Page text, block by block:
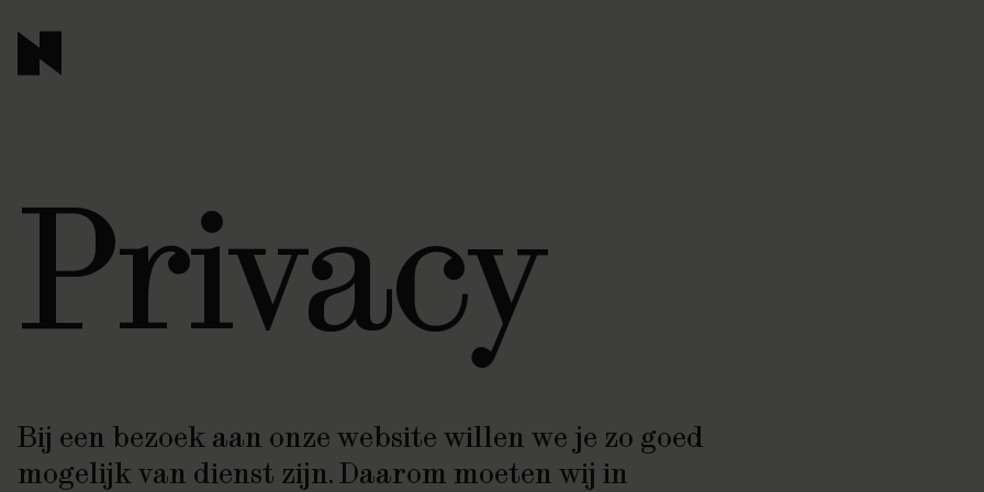
Privacy
Bij een bezoek aan onze website willen we je zo goed
mogelijk van dienst zijn. Daarom moeten wij in